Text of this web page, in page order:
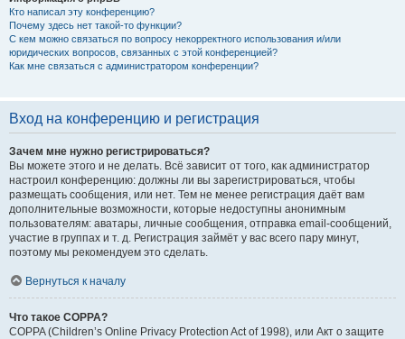
Кто написал эту конференцию?
Почему здесь нет такой-то функции?
С кем можно связаться по вопросу некорректного использования и/или
юридических вопросов, связанных с этой конференцией?
Как мне связаться с администратором конференции?
Вход на конференцию и регистрация
Зачем мне нужно регистрироваться?
Вы можете этого и не делать. Всё зависит от того, как администратор
настроил конференцию: должны ли вы зарегистрироваться, чтобы
размещать сообщения, или нет. Тем не менее регистрация даёт вам
дополнительные возможности, которые недоступны анонимным
пользователям: аватары, личные сообщения, отправка email-сообщений,
участие в группах и т. д. Регистрация займёт у вас всего пару минут,
поэтому мы рекомендуем это сделать.
Вернуться к началу
Что такое COPPA?
COPPA (Children’s Online Privacy Protection Act of 1998), или Акт о защите